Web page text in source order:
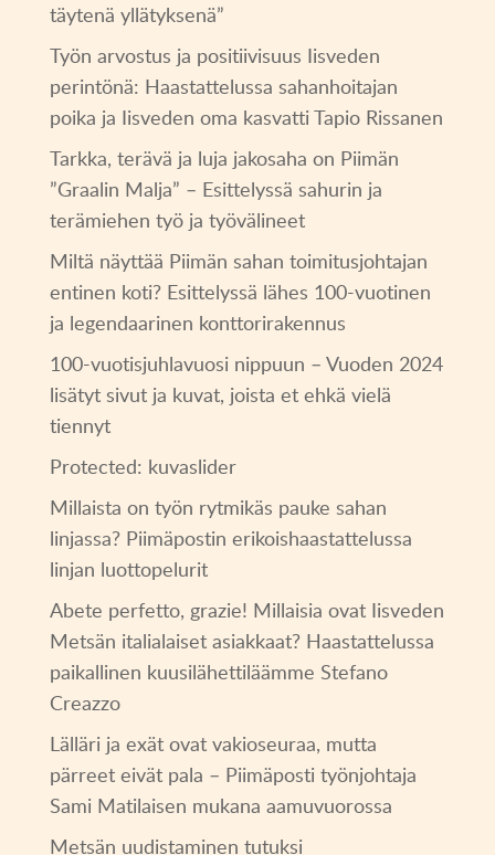
täytenä yllätyksenä”
Työn arvostus ja positiivisuus Iisveden
perintönä: Haastattelussa sahanhoitajan
poika ja Iisveden oma kasvatti Tapio Rissanen
Tarkka, terävä ja luja jakosaha on Piimän
”Graalin Malja” – Esittelyssä sahurin ja
terämiehen työ ja työvälineet
Miltä näyttää Piimän sahan toimitusjohtajan
entinen koti? Esittelyssä lähes 100-vuotinen
ja legendaarinen konttorirakennus
100-vuotisjuhlavuosi nippuun – Vuoden 2024
lisätyt sivut ja kuvat, joista et ehkä vielä
tiennyt
Protected: kuvaslider
Millaista on työn rytmikäs pauke sahan
linjassa? Piimäpostin erikoishaastattelussa
linjan luottopelurit
Abete perfetto, grazie! Millaisia ovat Iisveden
Metsän italialaiset asiakkaat? Haastattelussa
paikallinen kuusilähettiläämme Stefano
Creazzo
Lälläri ja exät ovat vakioseuraa, mutta
pärreet eivät pala – Piimäposti työnjohtaja
Sami Matilaisen mukana aamuvuorossa
Metsän uudistaminen tutuksi